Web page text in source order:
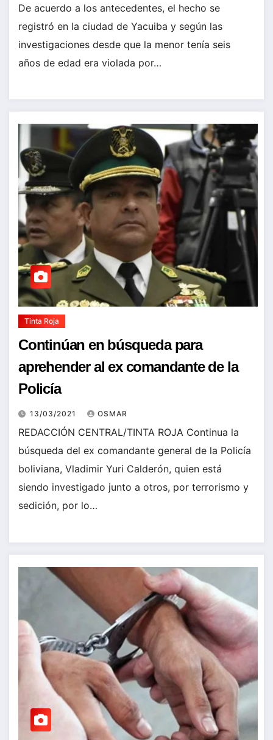
De acuerdo a los antecedentes, el hecho se
registró en la ciudad de Yacuiba y según las
investigaciones desde que la menor tenía seis
años de edad era violada por…
Tinta Roja
Continúan en búsqueda para
aprehender al ex comandante de la
Policía
13/03/2021 OSMAR
REDACCIÓN CENTRAL/TINTA ROJA Continua la
búsqueda del ex comandante general de la Policía
boliviana, Vladimir Yuri Calderón, quien está
siendo investigado junto a otros, por terrorismo y
sedición, por lo…